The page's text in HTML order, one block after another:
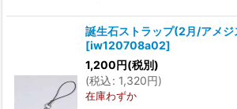
誕生石ストラップ(2月/アメジ
[iw120708a02]
1,200円(税別)
(税込: 1,320円)
在庫わずか